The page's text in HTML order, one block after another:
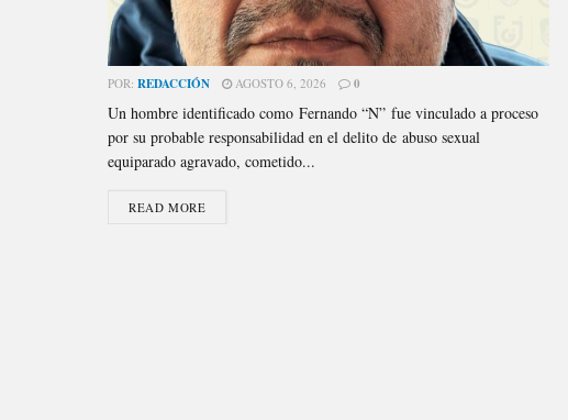
POR: REDACCIÓN AGOSTO 6, 2026 0
Un hombre identificado como Fernando “N” fue vinculado a proceso
por su probable responsabilidad en el delito de abuso sexual
equiparado agravado, cometido...
READ MORE